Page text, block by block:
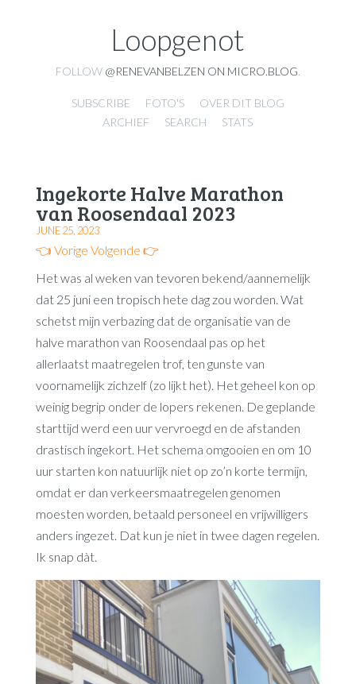
Loopgenot
FOLLOW @RENEVANBELZEN ON MICRO.BLOG
SUBSCRIBE FOTO'S
OVER DIT BLOG
ARCHIEF
SEARCH STATS
Ingekorte Halve Marathon
van Roosendaal 2023
JUNE 25, 2023
👈 Vorige Volgende 👉
Het was al weken van tevoren bekend/aannemelijk
dat 25 juni een tropisch hete dag zou worden. Wat
schetst mijn verbazing dat de organisatie van de
halve marathon van Roosendaal pas op het
allerlaatst maatregelen trof, ten gunste van
voornamelijk zichzelf (zo lijkt het). Het geheel kon op
weinig begrip onder de lopers rekenen. De geplande
starttijd werd een uur vervroegd en de afstanden
drastisch ingekort. Het schema omgooien en om 10
uur starten kon natuurlijk niet op zo’n korte termijn,
omdat er dan verkeersmaatregelen genomen
moesten worden, betaald personeel en vrijwilligers
anders ingezet. Dat kun je niet in twee dagen regelen.
Ik snap dàt.